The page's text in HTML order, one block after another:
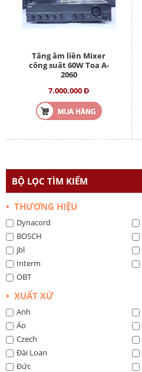
Tăng âm liền Mixer
công suất 60W Toa A-
2060
7.000.000 Đ
BỘ LỌC TÌM KIẾM
• THƯƠNG HIỆU
Dynacord
BOSCH
jbl
Interm
OBT
• XUẤT XỨ
Anh
Áo
Czech
Đài Loan
Đức